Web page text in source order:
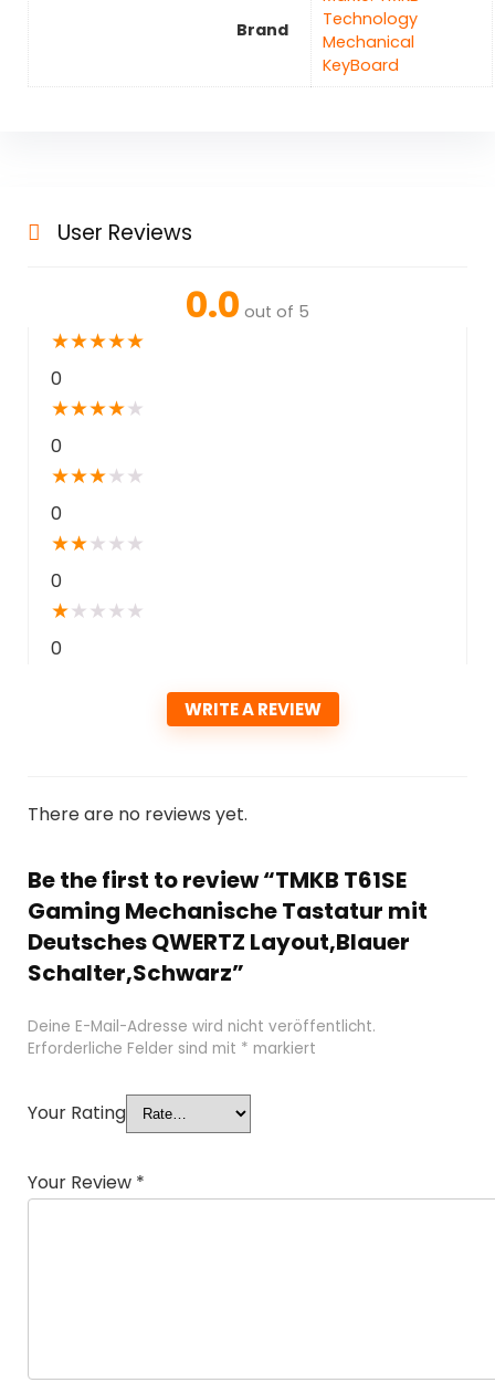
Brand
Technology
Mechanical
KeyBoard
User Reviews
0.0 out of 5
★★★★★
0
★★★★★
0
★★★★ ★
0
★★★ ★ ★
0
★★ ★ ★ ★
0
WRITE A REVIEW
There are no reviews yet.
Be the first to review “TMKB T61SE
Gaming Mechanische Tastatur mit
Deutsches QWERTZ Layout,Blauer
Schalter,Schwarz”
Deine E-Mail-Adresse wird nicht veröffentlicht.
Erforderliche Felder sind mit * markiert
Your Rating
Your Review *